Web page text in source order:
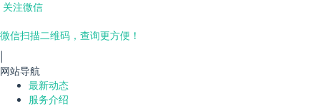
关注微信
微信扫描二维码，查询更方便！
网站导航
最新动态
服务介绍